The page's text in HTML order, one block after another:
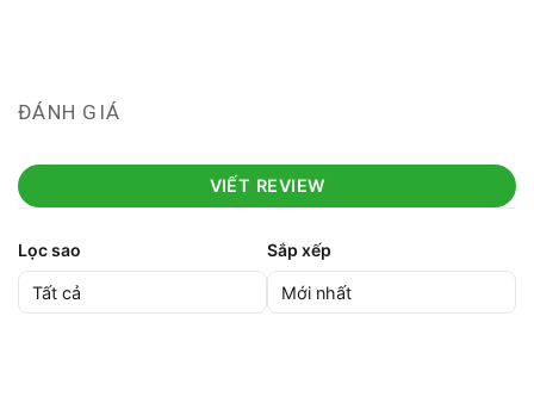
ĐÁNH GIÁ
VIẾT REVIEW
Lọc sao Sắp xếp